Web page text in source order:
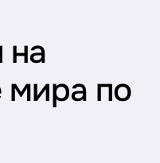
на
мира по